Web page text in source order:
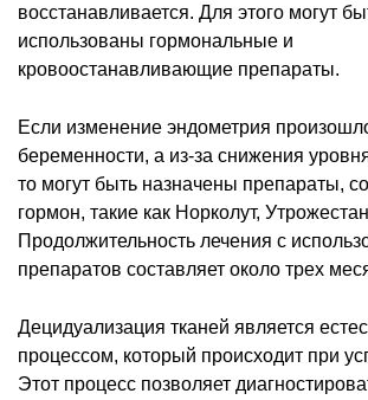
восстанавливается. Для этого могут
использованы гормональные и
кровоостанавливающие препараты.
Если изменение эндометрия
беременности, а из-за снижения
то могут быть назначены препараты,
гормон, такие как Норколут,
Продолжительность лечения с
препаратов составляет около трех
Децидуализация тканей является
процессом, который происходит при
Этот процесс позволяет